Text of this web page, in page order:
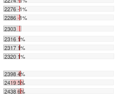
2276 -1%
2286 -1%
2303
2316 1%
2317 1%
2320 1%
2398 4%
2419 5%
2438 6%